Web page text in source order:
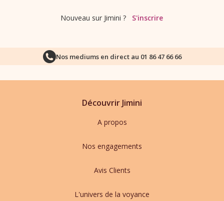
Nouveau sur Jimini ? S'inscrire
Nos mediums en direct au 01 86 47 66 66
Découvrir Jimini
A propos
Nos engagements
Avis Clients
L'univers de la voyance